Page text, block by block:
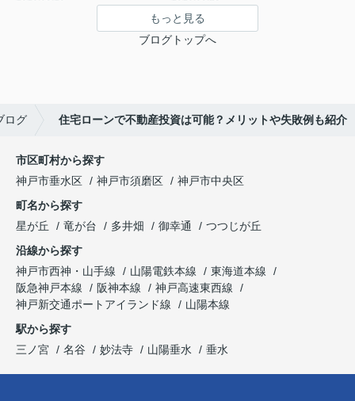
もっと見る
ブログトップへ
ログ 住宅ローンで不動産投資は可能？メリットや失敗例も紹介
市区町村から探す
神戸市垂水区
神戸市須磨区
神戸市中央区
町名から探す
星が丘
竜が台 多井畑 御幸通
つつじが丘
沿線から探す
神戸市西神・山手線
山陽電鉄本線
東海道本線
阪急神戸本線
阪神本線
神戸高速東西線
神戸新交通ポートアイランド線
山陽本線
駅から探す
三ノ宮
名谷 妙法寺 山陽垂水 垂水